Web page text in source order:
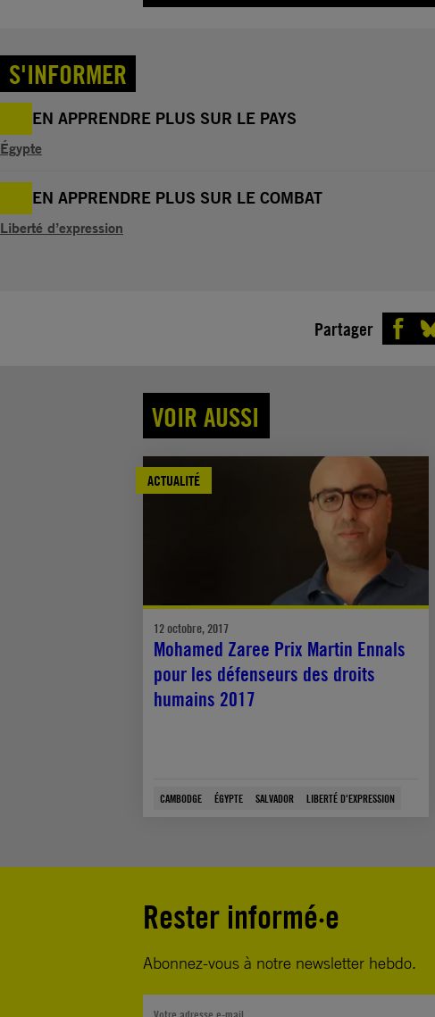
S'INFORMER
EN APPRENDRE PLUS SUR LE PAYS
Égypte
EN APPRENDRE PLUS SUR LE COMBAT
Liberté d’expression
Partager
VOIR AUSSI
ACTUALITÉ
12 octobre, 2017
Mohamed Zaree Prix Martin Ennals
pour les défenseurs des droits
humains 2017
CAMBODGE ÉGYPTE SALVADOR LIBERTÉ D'EXPRESSION
Rester informé·e
Abonnez-vous à notre newsletter hebdo.